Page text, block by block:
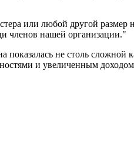
или любой другой
членов нашей организации."
показалась не столь
и увеличенным